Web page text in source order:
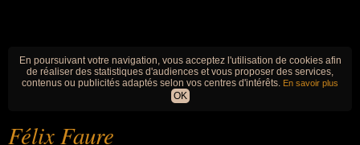
En poursuivant votre navigation, vous acceptez l'utilisation de cookies afin
de réaliser des statistiques d'audiences et vous proposer des services,
contenus ou publicités adaptés selon vos centres d'intérêts. En savoir plus
OK
Félix Faure